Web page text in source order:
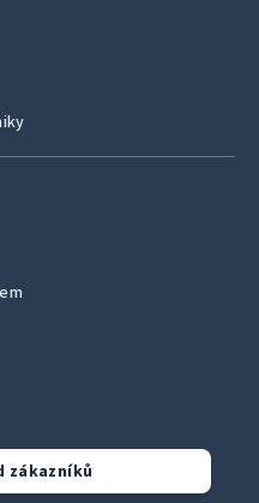
zákazníků